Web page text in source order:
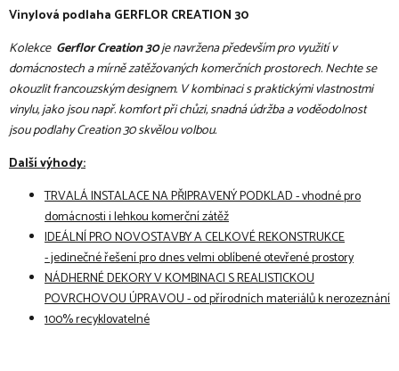
Vinylová podlaha GERFLOR CREATION 30
Kolekce Gerflor Creation 30je navržena především pro využití v
domácnostech a mírně zatěžovaných komerčních prostorech. Nechte se
okouzlit francouzským designem. V kombinaci s praktickými vlastnostmi
vinylu, jako jsou např. komfort při chůzi, snadná údržba a voděodolnost
jsou podlahy Creation 30 skvělou volbou.
Další výhody:
TRVALÁ INSTALACE NA PŘIPRAVENÝ PODKLAD - vhodné pro
domácnosti i lehkou komerční zátěž
IDEÁLNÍ PRO NOVOSTAVBY A CELKOVÉ REKONSTRUKCE
- jedinečné řešení pro dnes velmi oblíbené otevřené prostory
NÁDHERNÉ DEKORY V KOMBINACI S REALISTICKOU
POVRCHOVOU ÚPRAVOU - od přírodních materiálů k nerozeznání
100% recyklovatelné